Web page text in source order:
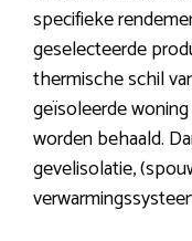
specifieke
geselecteerde
thermische schil
geïsoleerde
worden behaald.
gevelisolatie,